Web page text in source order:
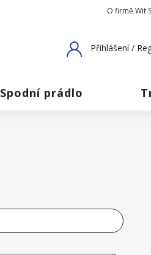
O firmě Wit
Přihlášení /
Spodní prádlo